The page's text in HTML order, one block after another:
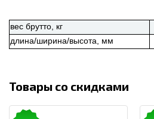
вес брутто, кг
длина/ширина/высота, мм
Товары со скидками